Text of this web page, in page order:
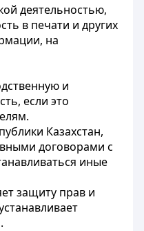
деятельностью,
в печати и других
на
и
если это
Казахстан,
договорами с
иные
защиту прав и